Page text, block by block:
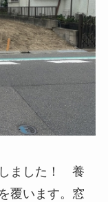
ました！ 養
覆います。窓